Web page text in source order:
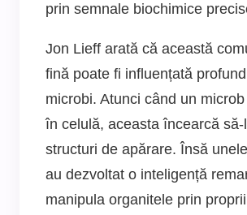
prin semnale biochimice
Jon Lieff arată că această
fină poate fi influențată
microbi. Atunci când un
în celulă, aceasta încearcă
structuri de apărare. Însă
au dezvoltat o inteligență
manipula organitele prin